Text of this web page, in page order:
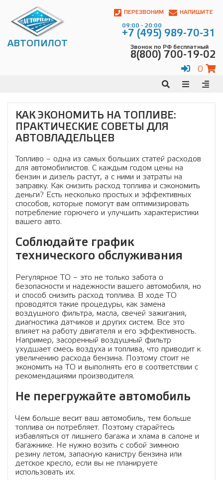
АВТОПИЛОТ
ПЕРЕЗВОНИМ НАПИШИТЕ
09:00 - 20:00
+7 (495) 989-70-31
Звонок по РФ бесплатный
8(800) 700-19-02
0
КАК ЭКОНОМИТЬ НА ТОПЛИВЕ:
ПРАКТИЧЕСКИЕ СОВЕТЫ ДЛЯ
АВТОВЛАДЕЛЬЦЕВ
Топливо – одна из самых больших статей расходов
для автомобилистов. С каждым годом цены на
бензин и дизель растут, а с ними и затраты на
заправку. Как снизить расход топлива и сэкономить
деньги? Есть несколько простых и эффективных
способов, которые помогут вам оптимизировать
потребление горючего и улучшить характеристики
вашего авто.
Соблюдайте график
технического обслуживания
Регулярное ТО – это не только забота о
безопасности и надежности вашего автомобиля, но
и способ снизить расход топлива. В ходе ТО
проводятся такие процедуры, как замена
воздушного фильтра, масла, свечей зажигания,
диагностика датчиков и других систем. Все это
влияет на работу двигателя и его эффективность.
Например, засоренный воздушный фильтр
ухудшает смесь воздуха и топлива, что приводит к
увеличению расхода бензина. Поэтому стоит не
экономить на ТО и выполнять его в соответствии с
рекомендациями производителя.
Не перегружайте автомобиль
Чем больше весит ваш автомобиль, тем больше
топлива он потребляет. Поэтому старайтесь
избавляться от лишнего багажа и хлама в салоне и
багажнике. Не нужно возить с собой зимнюю
резину летом, запасную канистру бензина или
детское кресло, если вы не планируете
использовать их.
Контакты:
Адрес:
Чагинская
700-
Телефон:+7
(495)
Электронная
почта:
info@avtopilot1.ru